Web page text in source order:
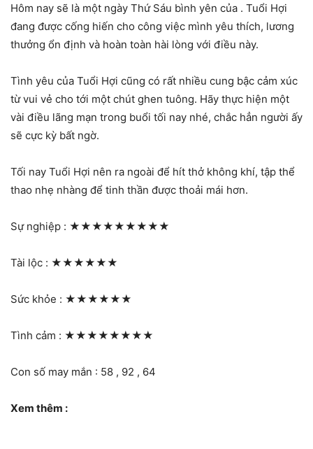
Hôm nay sẽ là một ngày Thứ Sáu bình yên của . Tuổi Hợi
đang được cống hiến cho công việc mình yêu thích, lương
thưởng ổn định và hoàn toàn hài lòng với điều này.
Tình yêu của Tuổi Hợi cũng có rất nhiều cung bậc cảm xúc
từ vui vẻ cho tới một chút ghen tuông. Hãy thực hiện một
vài điều lãng mạn trong buổi tối nay nhé, chắc hẳn người ấy
sẽ cực kỳ bất ngờ.
Tối nay Tuổi Hợi nên ra ngoài để hít thở không khí, tập thể
thao nhẹ nhàng để tinh thần được thoải mái hơn.
Sự nghiệp : ★★★★★★★★★
Tài lộc : ★★★★★★
Sức khỏe : ★★★★★★
Tình cảm : ★★★★★★★★
Con số may mắn : 58 , 92 , 64
Xem thêm :